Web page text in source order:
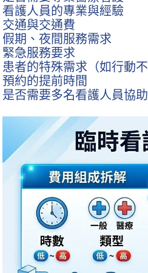
看護人員的專業與經驗
交通與交通費
假期、夜間服務需求
緊急服務要求
患者的特殊需求（如行動
預約的提前時間
是否需要多名看護人員協助